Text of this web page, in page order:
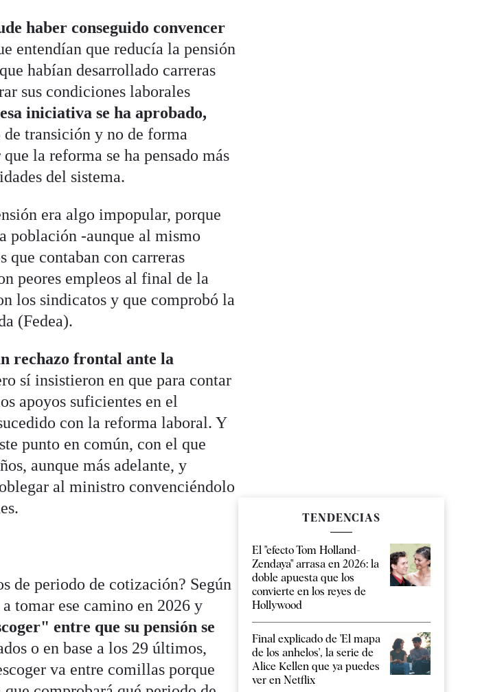
haber conseguido convencer
entendían que reducía la pensión
habían desarrollado carreras
sus condiciones laborales
iniciativa se ha aprobado,
transición y no de forma
la reforma se ha pensado más
del sistema.
era algo impopular, porque
población -aunque al mismo
que contaban con carreras
peores empleos al final de la
los sindicatos y que comprobó la
(Fedea).
rechazo frontal ante la
sí insistieron en que para contar
apoyos suficientes en el
con la reforma laboral. Y
punto en común, con el que
aunque más adelante, y
al ministro convenciéndolo
de periodo de cotización? Según
tomar ese camino en 2026 y
entre que su pensión se
o en base a los 29 últimos,
va entre comillas porque
TENDENCIAS
El "efecto Tom Holland-
Zendaya" arrasa en 2026: la
doble apuesta que los
convierte en los reyes de
Hollywood
Final explicado de 'El mapa
de los anhelos', la serie de
Alice Kellen que ya puedes
ver en Netflix